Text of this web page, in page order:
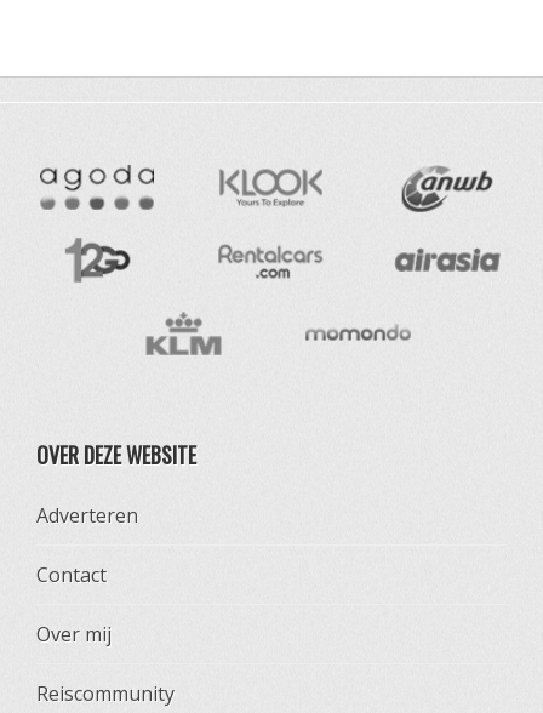
OVER DEZE WEBSITE
Adverteren
Contact
Over mij
Reiscommunity